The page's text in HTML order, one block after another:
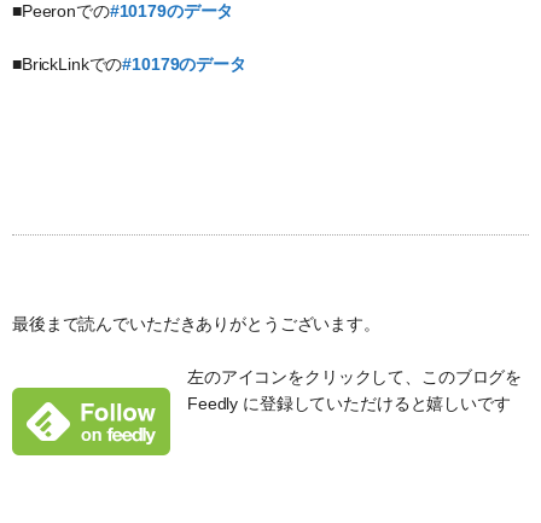
■Peeronでの#10179のデータ
■BrickLinkでの#10179のデータ
最後まで読んでいただきありがとうございます。
左のアイコンをクリックして、このブログを
Feedly に登録していただけると嬉しいです